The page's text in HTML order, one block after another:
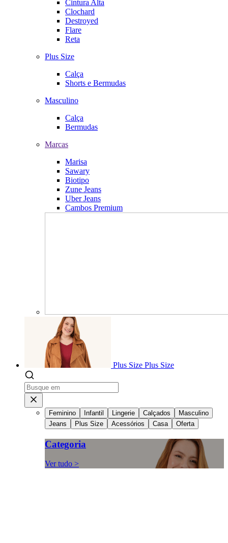
Cintura Alta
Clochard
Destroyed
Flare
Reta
Plus Size
Calça
Shorts e Bermudas
Masculino
Calça
Bermudas
Marcas
Marisa
Sawary
Biotipo
Zune Jeans
Uber Jeans
Cambos Premium
Plus Size Plus Size
Feminino Infantil Lingerie Calçados
Masculino
Jeans
Plus Size Acessórios Casa Oferta
Categoria
Ver tudo >